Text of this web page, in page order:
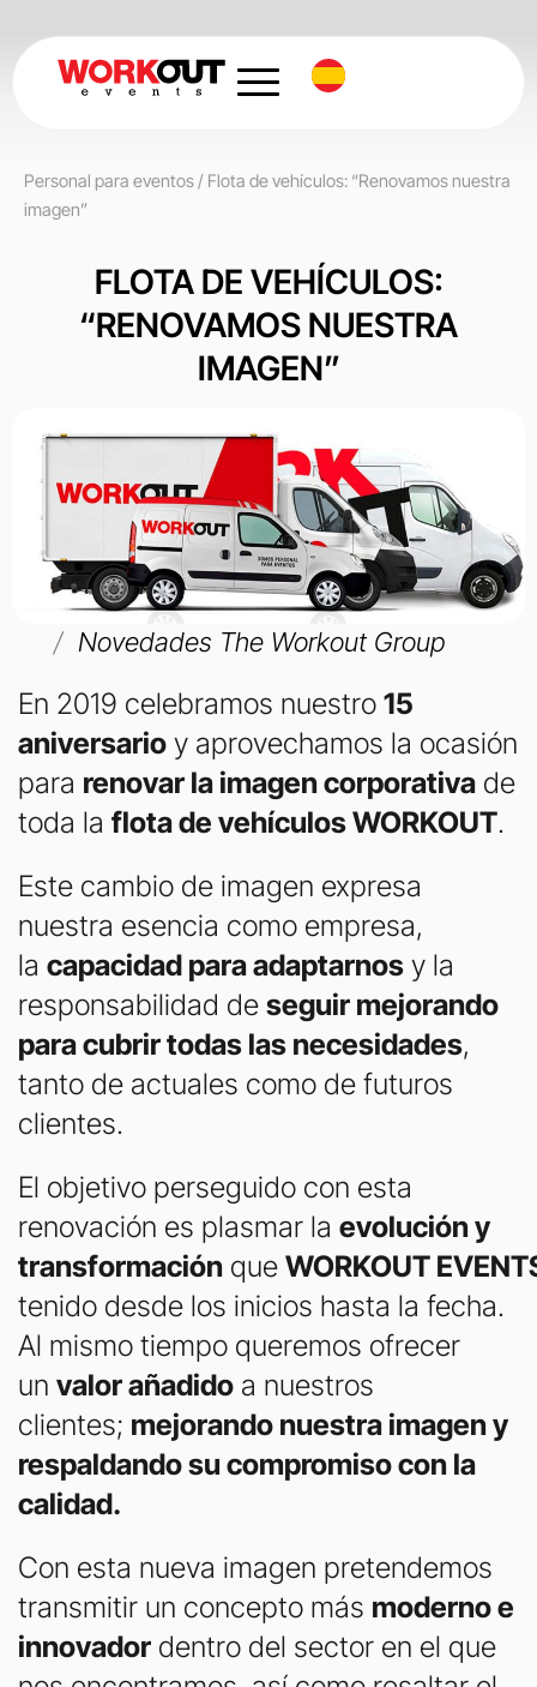
contenido
Personal para eventos/ Flota de vehículos: “Renovamos nuestra
imagen”
FLOTA DE VEHÍCULOS:
“RENOVAMOS NUESTRA
IMAGEN”
Novedades The Workout Group
En 2019 celebramos nuestro 15
aniversario y aprovechamos la ocasión
para renovar la imagen corporativa de
toda la flota de vehículos WORKOUT.
Este cambio de imagen expresa
nuestra esencia como empresa,
la capacidad para adaptarnos y la
responsabilidad de seguir mejorando
para cubrir todas las necesidades,
tanto de actuales como de futuros
clientes.
El objetivo perseguido con esta
renovación es plasmar la evolución y
transformación que WORKOUT
tenido desde los inicios hasta la fecha.
Al mismo tiempo queremos ofrecer
un valor añadido a nuestros
clientes; mejorando nuestra imagen y
respaldando su compromiso con la
calidad.
Con esta nueva imagen pretendemos
transmitir un concepto más moderno e
innovador dentro del sector en el que